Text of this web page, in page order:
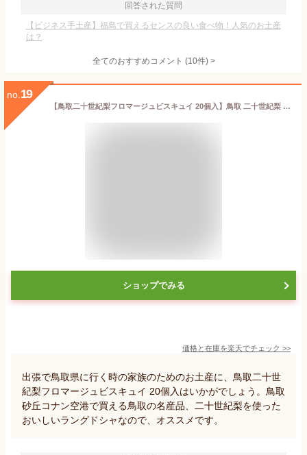
回答された質問
【ビジネス手土産】福島で買えるセンスの良い食べ物！人気のお土産
は？
全てのおすすめコメント (10件) >
no. 19
【鳥取二十世紀梨フロマージュビスキュイ 20個入】鳥取 二十世紀梨 クッキー ラングドシャ お土産 贈り物 プレゼント お礼 お返し 内祝 山陰 梨 お菓子
ショップでみる
価格と在庫を楽天でチェック >>
出張で鳥取県に行く時の家族のためのお土産に、鳥取二十世
紀梨フロマージュビスキュイ 20個入はいかがでしょう。鳥取
砂丘コナン空港で買える鳥取の名産品、二十世紀梨を使った
おいしいラングドシャなので、オススメです。